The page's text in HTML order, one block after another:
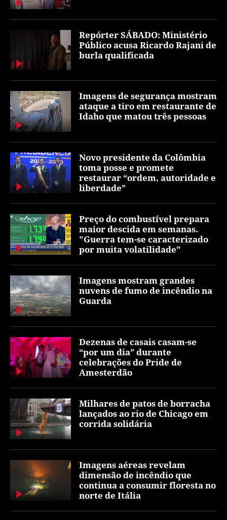
Repórter SÁBADO: Ministério
Público acusa Ricardo Rajani de
burla qualificada
Imagens de segurança mostram
ataque a tiro em restaurante de
Idaho que matou três pessoas
Novo presidente da Colômbia
toma posse e promete
restaurar “ordem, autoridade e
liberdade”
Preço do combustível prepara
maior descida em semanas.
"Guerra tem-se caracterizado
por muita volatilidade"
Imagens mostram grandes
nuvens de fumo de incêndio na
Guarda
Dezenas de casais casam-se
“por um dia” durante
celebrações do Pride de
Amesterdão
Milhares de patos de borracha
lançados ao rio de Chicago em
corrida solidária
Imagens aéreas revelam
dimensão de incêndio que
continua a consumir floresta no
norte de Itália